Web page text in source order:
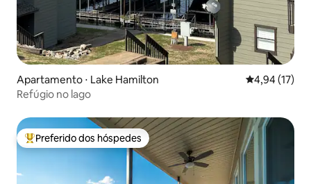
Apartamento ⋅ Lake Hamilton 4,94 de uma
4,94 (17)
Refúgio no lago
Entre os melhores preferidos dos hóspedes
Preferido dos hóspedes